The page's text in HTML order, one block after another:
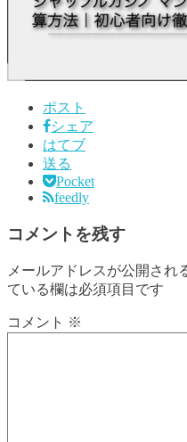
ポスト
シェア
はてブ
送る
Pocket
feedly
コメントを残す
メールアドレスが公開され
ている欄は必須項目です
コメント ※